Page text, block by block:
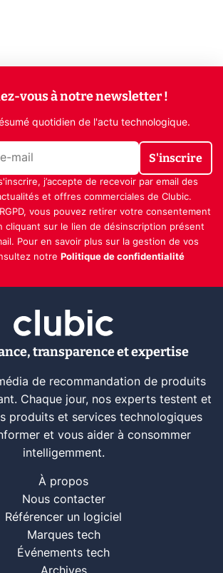
vous à notre newsletter !
quotidien de l'actu technologique.
S'inscrire
j’accepte de recevoir par email des
et offres commerciales de Clubic.
vous pouvez retirer votre consentement
cliquant sur le lien de désinscription présent
Pour en savoir plus sur la gestion de vos
notre Politique de confidentialité
transparence et expertise
de recommandation de produits
Chaque jour, nos experts testent et
produits et services technologiques
et vous aider à consommer
intelligemment.
À propos
Nous contacter
Référencer un logiciel
Marques tech
Événements tech